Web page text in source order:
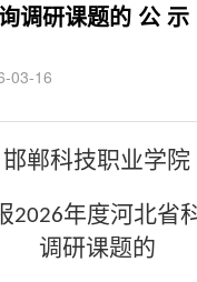
调研课题的 公 示
03-16
邯郸科技职业学院
2026年度河北省
调研课题的